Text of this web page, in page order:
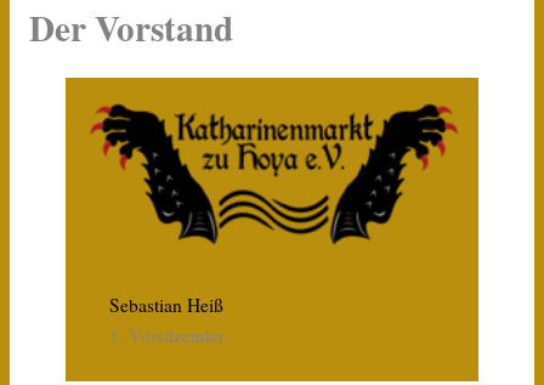
Der Vorstand
Sebastian Heiß
1. Vorsitzender